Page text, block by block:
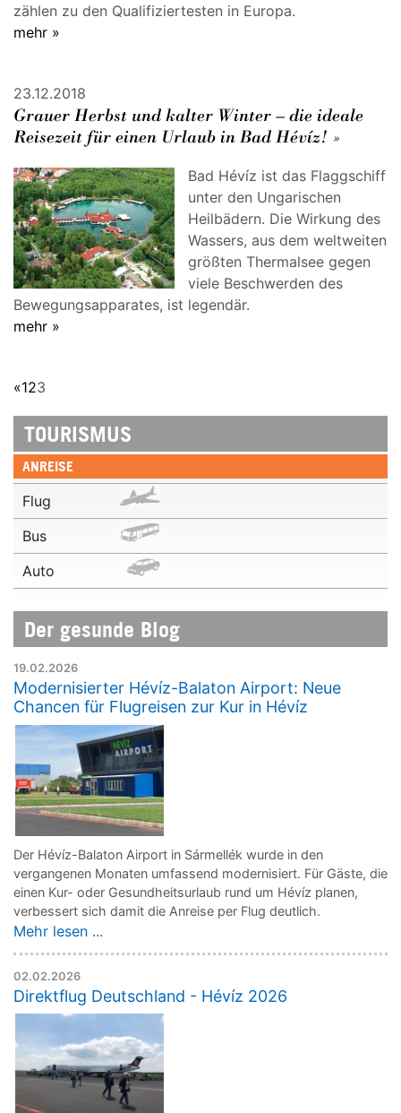
zählen zu den Qualifiziertesten in Europa.
mehr »
23.12.2018
Grauer Herbst und kalter Winter – die ideale
Reisezeit für einen Urlaub in Bad Hévíz! »
Bad Hévíz ist das Flaggschiff
unter den Ungarischen
Heilbädern. Die Wirkung des
Wassers, aus dem weltweiten
größten Thermalsee gegen
viele Beschwerden des
Bewegungsapparates, ist legendär.
mehr »
«123
TOURISMUS
ANREISE
Flug
Bus
Auto
Der gesunde Blog
19.02.2026
Modernisierter Hévíz-Balaton Airport: Neue
Chancen für Flugreisen zur Kur in Hévíz
Der Hévíz-Balaton Airport in Sármellék wurde in den
vergangenen Monaten umfassend modernisiert. Für Gäste, die
einen Kur- oder Gesundheitsurlaub rund um Hévíz planen,
verbessert sich damit die Anreise per Flug deutlich.
Mehr lesen ...
02.02.2026
Direktflug Deutschland - Hévíz 2026